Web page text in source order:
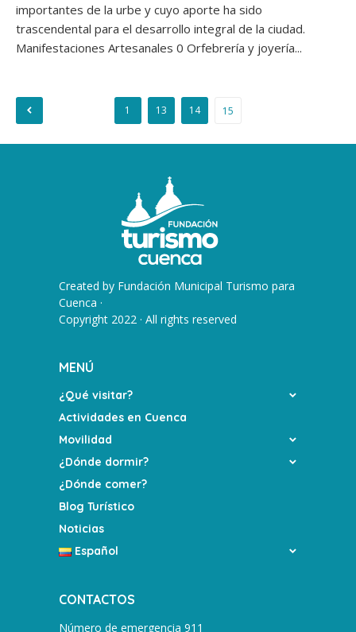
importantes de la urbe y cuyo aporte ha sido
trascendental para el desarrollo integral de la ciudad.
Manifestaciones Artesanales 0 Orfebrería y joyería...
1 13 14 15
Created by Fundación Municipal Turismo para
Cuenca ·
Copyright 2022 · All rights reserved
MENÚ
¿Qué visitar?
Actividades en Cuenca
Movilidad
¿Dónde dormir?
¿Dónde comer?
Blog Turístico
Noticias
Español
CONTACTOS
Número de emergencia 911